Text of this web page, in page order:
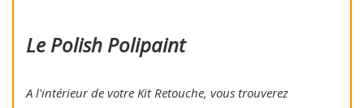
Le Polish Polipaint
A l'intérieur de votre Kit Retouche, vous trouverez